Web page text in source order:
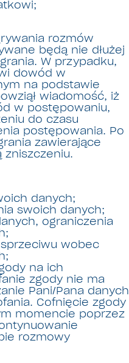
rozmów
będą nie dłużej
W przypadku,
dowód w
na podstawie
wiadomość, iż
w postępowaniu,
do czasu
postępowania. Po
zawierające
zniszczeniu.
danych;
swoich danych;
ograniczenia
wobec
na ich
zgody nie ma
Pani/Pana danych
Cofnięcie zgody
momencie poprzez
rozmowy